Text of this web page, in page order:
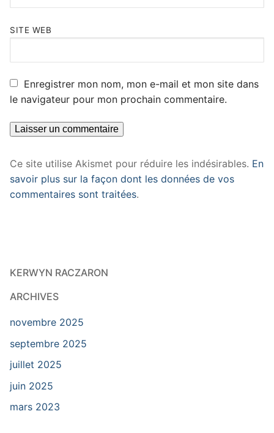
SITE WEB
Enregistrer mon nom, mon e-mail et mon site dans
le navigateur pour mon prochain commentaire.
Ce site utilise Akismet pour réduire les indésirables. En
savoir plus sur la façon dont les données de vos
commentaires sont traitées.
KERWYN RACZARON
ARCHIVES
novembre 2025
septembre 2025
juillet 2025
juin 2025
mars 2023